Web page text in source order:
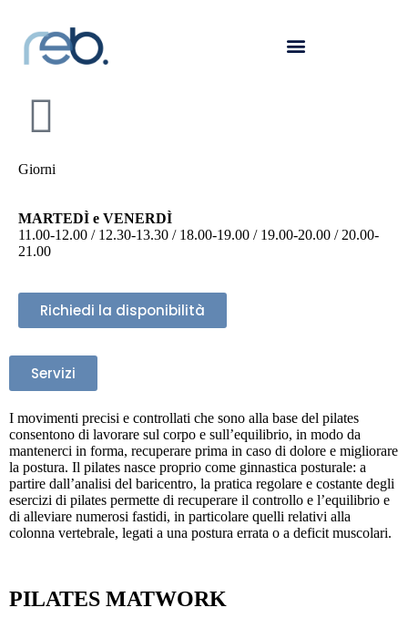
Pilates
MOVIMENTO E SPORT
Giorni
MARTEDÌ e VENERDÌ
11.00-12.00 / 12.30-13.30 / 18.00-19.00 / 19.00-20.00 / 20.00-
21.00
Richiedi la disponibilità
Servizi
I movimenti precisi e controllati che sono alla base del pilates
consentono di lavorare sul corpo e sull’equilibrio, in modo da
mantenerci in forma, recuperare prima in caso di dolore e migliorare
la postura. Il pilates nasce proprio come ginnastica posturale: a
partire dall’analisi del baricentro, la pratica regolare e costante degli
esercizi di pilates permette di recuperare il controllo e l’equilibrio e
di alleviare numerosi fastidi, in particolare quelli relativi alla
colonna vertebrale, legati a una postura errata o a deficit muscolari.
PILATES MATWORK